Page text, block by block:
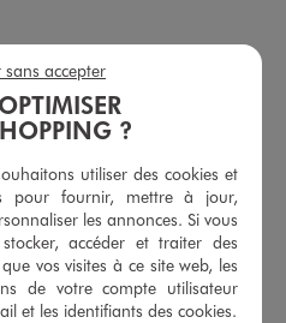
Tee-shirt manches courtes avec poche fantaisie bébé fille
3,99 €
-50% sur le 2ème produit d'été
5/5 de moyenne
(42 avis)
AJOUTER AU PANIER
?
utiliser des cookies et
pour fournir, mettre à jour,
les annonces. Si vous
accéder et traiter des
vos visites à ce site web, les
de votre compte utilisateur
et les identifiants des cookies.
accepter